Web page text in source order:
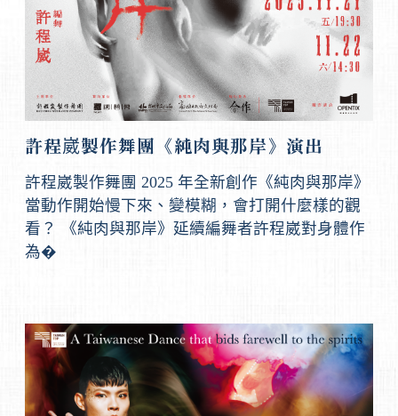
許程崴製作舞團《純肉與那岸》演出
許程崴製作舞團 2025 年全新創作《純肉與那岸》
當動作開始慢下來、變模糊，會打開什麼樣的觀
看？ 《純肉與那岸》延續編舞者許程崴對身體作
為�